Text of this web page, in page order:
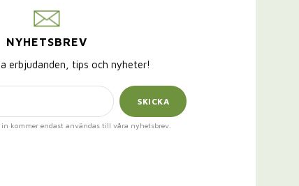
NYHETSBREV
erbjudanden, tips och nyheter!
SKICKA
kommer endast användas till våra nyhetsbrev.